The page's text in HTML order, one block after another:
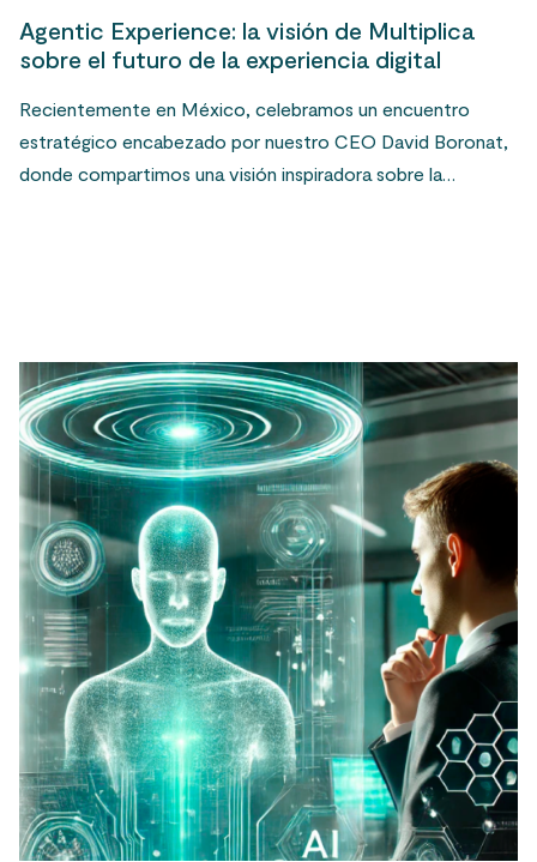
Agentic Experience: la visión de Multiplica
sobre el futuro de la experiencia digital
Recientemente en México, celebramos un encuentro
estratégico encabezado por nuestro CEO David Boronat,
donde compartimos una visión inspiradora sobre la…